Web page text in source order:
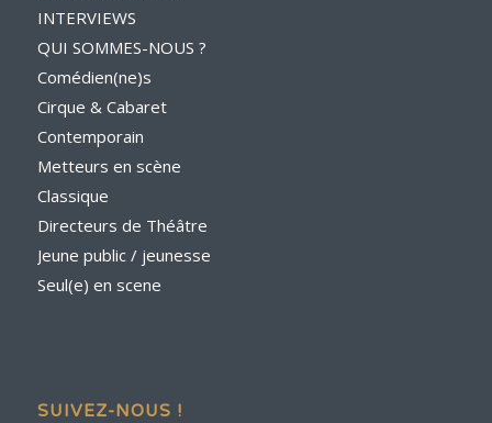
INTERVIEWS
QUI SOMMES-NOUS ?
Comédien(ne)s
Cirque & Cabaret
Contemporain
Metteurs en scène
Classique
Directeurs de Théâtre
Jeune public / jeunesse
Seul(e) en scene
SUIVEZ-NOUS !